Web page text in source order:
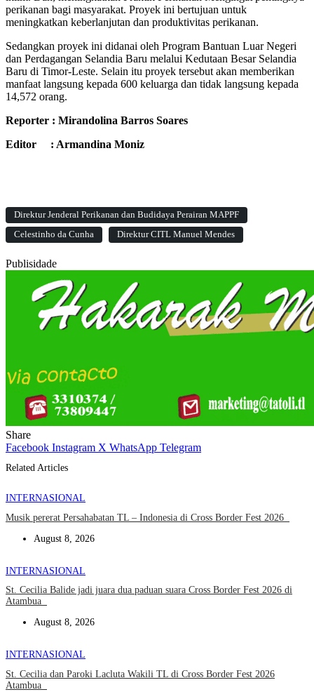
perikanan bagi masyarakat. Proyek ini bertujuan untuk
meningkatkan keberlanjutan dan produktivitas perikanan.
Sedangkan proyek ini didanai oleh Program Bantuan Luar Negeri
dan Perdagangan Selandia Baru melalui Kedutaan Besar Selandia
Baru di Timor-Leste. Selain itu proyek tersebut akan memberikan
manfaat langsung kepada 600 keluarga dan tidak langsung kepada
14,572 orang.
Reporter : Mirandolina Barros Soares
Editor : Armandina Moniz
Direktur Jenderal Perikanan dan Budidaya Perairan MAPPF
Celestinho da Cunha
Direktur CITL Manuel Mendes
Publisidade
Share
Facebook Instagram X WhatsApp Telegram
Related Articles
INTERNASIONAL
Musik pererat Persahabatan TL – Indonesia di Cross Border Fest 2026
August 8, 2026
INTERNASIONAL
St. Cecilia Balide jadi juara dua paduan suara Cross Border Fest 2026 di
Atambua
August 8, 2026
INTERNASIONAL
St. Cecilia dan Paroki Lacluta Wakili TL di Cross Border Fest 2026
Atambua